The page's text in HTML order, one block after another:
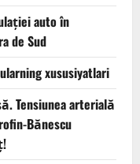
auto în
de Sud
xususiyatlari
Tensiunea arterială
Bănescu